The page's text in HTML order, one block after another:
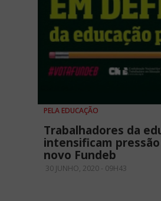
PELA EDUCAÇÃO
Trabalhadores da
intensificam
novo Fundeb
30 JUNHO, 2020 - 09H43